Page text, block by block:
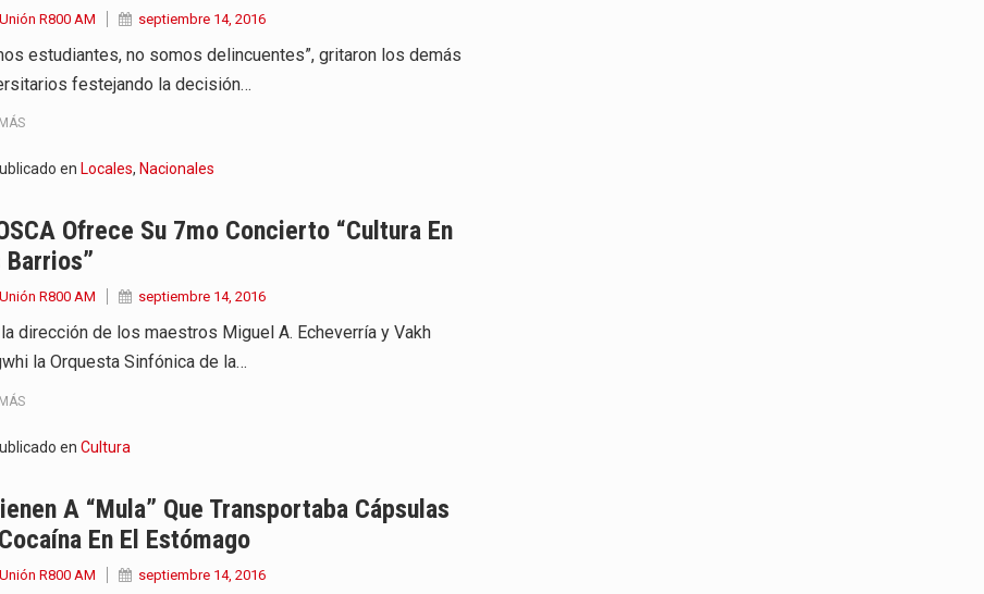
R800 AM septiembre 14, 2016
estudiantes, no somos delincuentes”, gritaron los demás
festejando la decisión…
en Locales, Nacionales
Ofrece Su 7mo Concierto “Cultura En
Barrios”
R800 AM septiembre 14, 2016
la dirección de los maestros Miguel A. Echeverría y Vakh
la Orquesta Sinfónica de la…
en Cultura
A “mula” Que Transportaba Cápsulas
En El Estómago
R800 AM septiembre 14, 2016